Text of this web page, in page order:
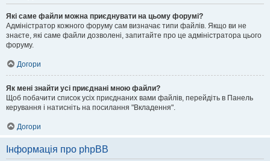
Які саме файли можна приєднувати на цьому форумі?
Адміністратор кожного форуму сам визначає типи файлів. Якщо ви не
знаєте, які саме файли дозволені, запитайте про це адміністратора цього
форуму.
Догори
Як мені знайти усі приєднані мною файли?
Щоб побачити список усіх приєднаних вами файлів, перейдіть в Панель
керування і натисніть на посилання "Вкладення".
Догори
Інформація про phpBB